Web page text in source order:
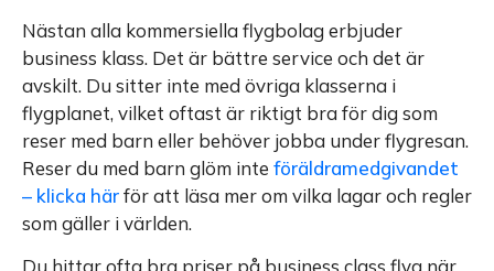
Nästan alla kommersiella flygbolag erbjuder
business klass. Det är bättre service och det är
avskilt. Du sitter inte med övriga klasserna i
flygplanet, vilket oftast är riktigt bra för dig som
reser med barn eller behöver jobba under flygresan.
Reser du med barn glöm inte föräldramedgivandet
– klicka härför att läsa mer om vilka lagar och regler
som gäller i världen.